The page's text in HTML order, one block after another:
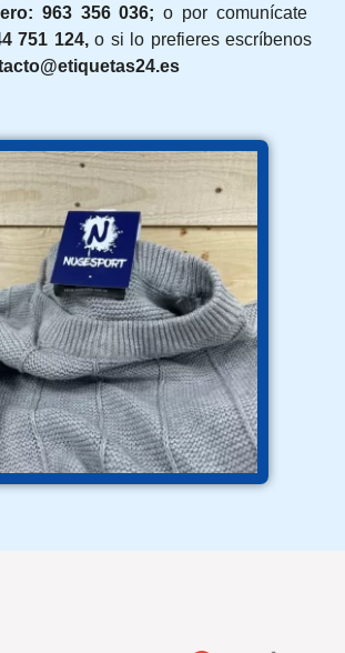
963 356 036; o por comunícate
751 124,o si lo prefieres escríbenos